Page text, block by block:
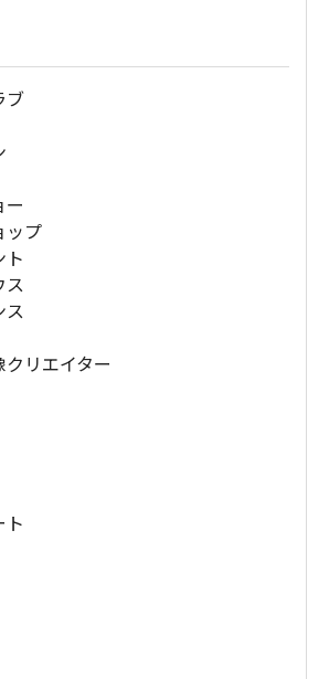
ブ
ー
ップ
ト
ス
ス
リエイター
ト